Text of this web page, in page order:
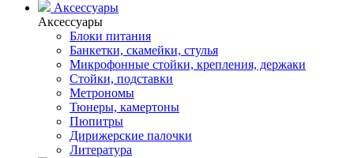
Аксессуары
Аксессуары
Блоки питания
Банкетки, скамейки, стулья
Микрофонные стойки, крепления, держаки
Стойки, подставки
Метрономы
Тюнеры, камертоны
Пюпитры
Дирижерские палочки
Литература